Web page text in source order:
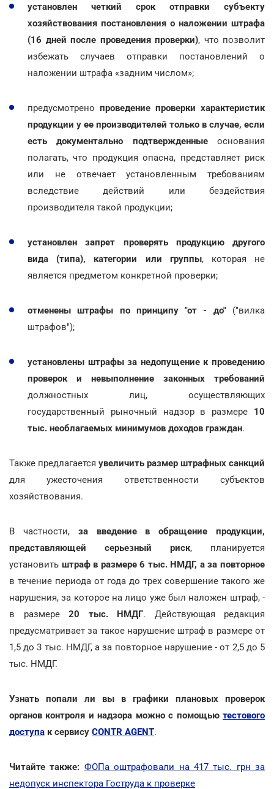
установлен четкий срок отправки субъекту
хозяйствования постановления о наложении штрафа
(16 дней после проведения проверки), что позволит
избежать случаев отправки постановлений о
наложении штрафа «задним числом»;
предусмотрено проведение проверки характеристик
продукции у ее производителей только в случае, если
есть документально подтвержденные основания
полагать, что продукция опасна, представляет риск
или не отвечает установленным требованиям
вследствие действий или бездействия
производителя такой продукции;
установлен запрет проверять продукцию другого
вида (типа), категории или группы, которая не
является предметом конкретной проверки;
отменены штрафы по принципу "от - до"("вилка
штрафов");
установлены штрафы за недопущение к проведению
проверок и невыполнение законных требований
должностных лиц, осуществляющих
государственный рыночный надзор в размере 10
тыс. необлагаемых минимумов доходов граждан.
Также предлагается увеличить размер штрафных санкций
для ужесточения ответственности субъектов
хозяйствования.
В частности, за введение в обращение продукции,
представляющей серьезный риск, планируется
установить штраф в размере 6 тыс. НМДГ, а за повторное
в течение периода от года до трех совершение такого же
нарушения, за которое на лицо уже был наложен штраф, -
в размере20 тыс. НМДГ. Действующая редакция
предусматривает за такое нарушение штраф в размере от
1,5 до 3 тыс. НМДГ, а за повторное нарушение - от 2,5 до 5
тыс. НМДГ.
Узнать попали ли вы в графики плановых проверок
органов контроля и надзора можно с помощью тестового
доступа к сервису CONTR AGENT.
Читайте также: ФОПа оштрафовали на 417 тыс. грн за
недопуск инспектора Гоструда к проверке